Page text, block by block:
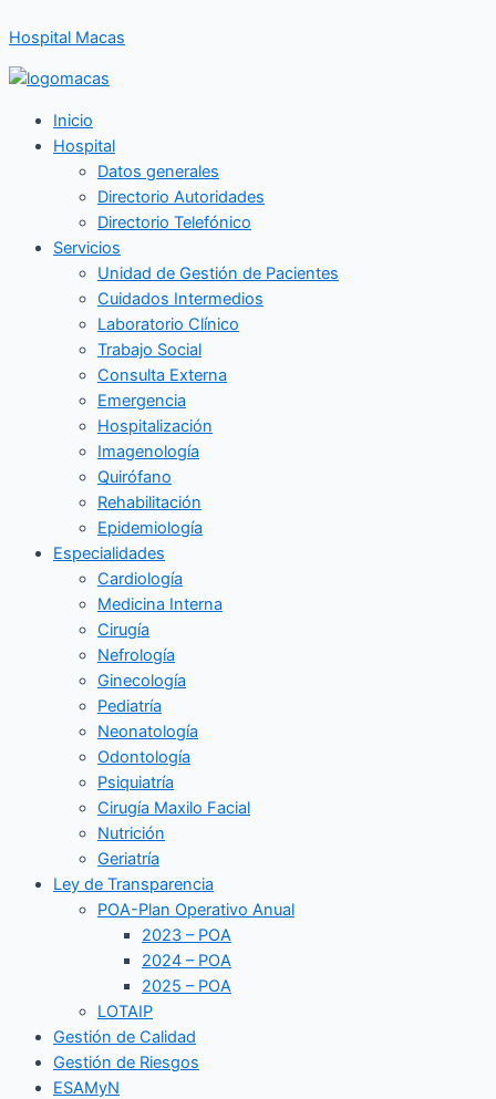
al
contenido
Hospital Macas
Inicio
Hospital
Datos generales
Directorio Autoridades
Directorio Telefónico
Servicios
Unidad de Gestión de Pacientes
Cuidados Intermedios
Laboratorio Clínico
Trabajo Social
Consulta Externa
Emergencia
Hospitalización
Imagenología
Quirófano
Rehabilitación
Epidemiología
Especialidades
Cardiología
Medicina Interna
Cirugía
Nefrología
Ginecología
Pediatría
Neonatología
Odontología
Psiquiatría
Cirugía Maxilo Facial
Nutrición
Geriatría
Ley de Transparencia
POA-Plan Operativo Anual
2023 – POA
2024 – POA
2025 – POA
LOTAIP
Gestión de Calidad
Gestión de Riesgos
ESAMyN